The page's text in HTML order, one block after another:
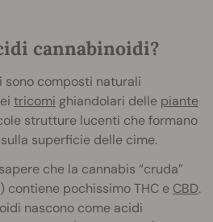
cannabinoidi?
composti naturali
tricomi ghiandolari delle piante
strutture lucenti che formano
superficie delle cime.
che la cannabis “cruda”
contiene pochissimo THC e CBD.
nascono come acidi